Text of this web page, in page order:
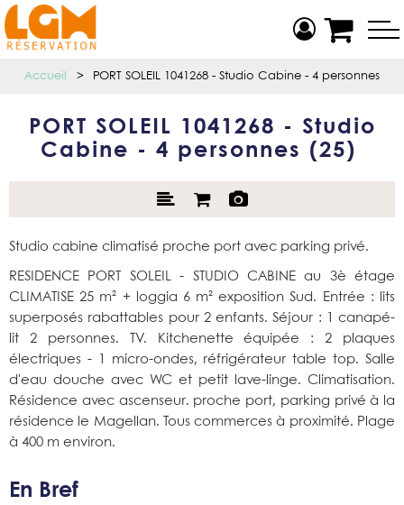
Accueil > PORT SOLEIL 1041268 - Studio Cabine - 4 personnes
PORT SOLEIL 1041268 - Studio
Cabine - 4 personnes (25 )
Studio cabine climatisé proche port avec parking privé.
RESIDENCE PORT SOLEIL - STUDIO CABINE au 3è étage
CLIMATISE 25 m² + loggia 6 m² exposition Sud. Entrée : lits
superposés rabattables pour 2 enfants. Séjour : 1 canapé-
lit 2 personnes. TV. Kitchenette équipée : 2 plaques
électriques - 1 micro-ondes, réfrigérateur table top. Salle
d'eau douche avec WC et petit lave-linge. Climatisation.
Résidence avec ascenseur. proche port, parking privé à la
résidence le Magellan. Tous commerces à proximité. Plage
à 400 m environ.
En Bref